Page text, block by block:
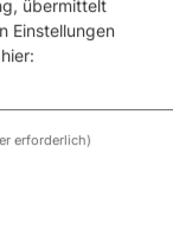
übermittelt
Einstellungen
erforderlich)